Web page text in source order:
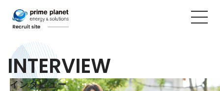
INTERVIEW
インタビュー